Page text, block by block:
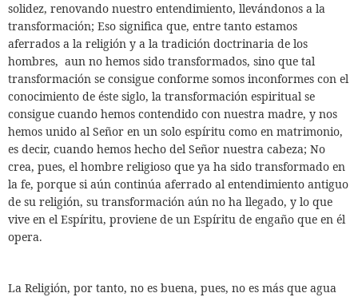
solidez, renovando nuestro entendimiento, llevándonos a la
transformación; Eso significa que, entre tanto estamos
aferrados a la religión y a la tradición doctrinaria de los
hombres, aun no hemos sido transformados, sino que tal
transformación se consigue conforme somos inconformes con el
conocimiento de éste siglo, la transformación espiritual se
consigue cuando hemos contendido con nuestra madre, y nos
hemos unido al Señor en un solo espíritu como en matrimonio,
es decir, cuando hemos hecho del Señor nuestra cabeza; No
crea, pues, el hombre religioso que ya ha sido transformado en
la fe, porque si aún continúa aferrado al entendimiento antiguo
de su religión, su transformación aún no ha llegado, y lo que
vive en el Espíritu, proviene de un Espíritu de engaño que en él
opera.
La Religión, por tanto, no es buena, pues, no es más que agua